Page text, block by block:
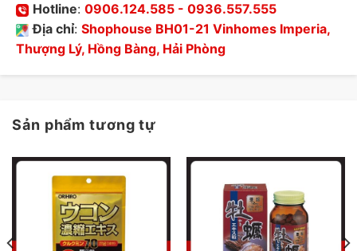
Hotline: 0906.124.585 - 0936.557.555
Địa chỉ: Shophouse BH01-21 Vinhomes Imperia,
Thượng Lý, Hồng Bàng, Hải Phòng
Sản phẩm tương tự